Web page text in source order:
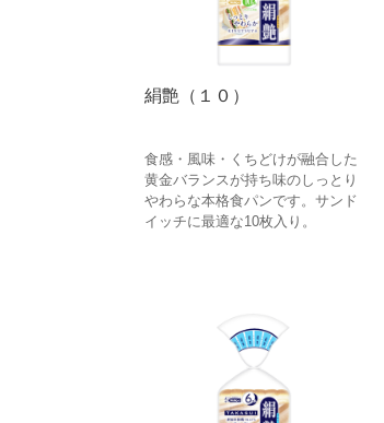
絹艶（１０）
食感・風味・くちどけが融合した
黄金バランスが持ち味のしっとり
やわらな本格食パンです。サンド
イッチに最適な10枚入り。